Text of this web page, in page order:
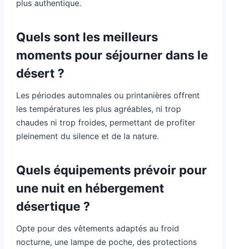
plus authentique.
Quels sont les meilleurs
moments pour séjourner dans le
désert ?
Les périodes automnales ou printanières offrent
les températures les plus agréables, ni trop
chaudes ni trop froides, permettant de profiter
pleinement du silence et de la nature.
Quels équipements prévoir pour
une nuit en hébergement
désertique ?
Opte pour des vêtements adaptés au froid
nocturne, une lampe de poche, des protections